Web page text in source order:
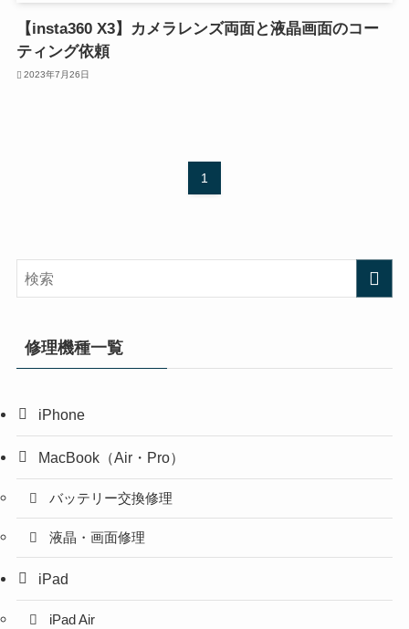
【insta360 X3】カメラレンズ両面と液晶画面のコー
ティング依頼
2023年7月26日
1
修理機種一覧
iPhone
MacBook（Air・Pro）
バッテリー交換修理
液晶・画面修理
iPad
iPad Air